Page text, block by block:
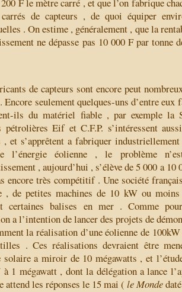
F le mètre carré , et que l’on fabrique
de capteurs , de quoi équiper
. On estime , généralement , que la
ne dépasse pas 10 000 F par tonne
de capteurs sont encore peut
Encore seulement quelques-uns d’entre
ils du matériel fiable , par exemple la
pétrolières Eif et C.F.P. s’intéressent
, et s’apprêtent a fabriquer
l’énergie éolienne , le problème
, aujourd’hui , s’élève de 5 000 a
encore très compétitif . Une société
, de petites machines de 10 kW ou
certaines balises en mer . Comme
a l’intention de lancer des projets de
la réalisation d’une éolienne de
. Ces réalisations devraient être
solaire a miroir de 10 mégawatts , et
1 mégawatt , dont la délégation a lance
attend les réponses le 15 mai ( le Monde